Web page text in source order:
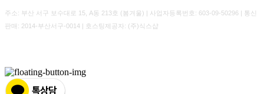
주소: 부산 서구 보수대로 15, A동 213호 (봄겨울) | 사업자등록번호: 603-09-50296 | 통신
판매: 2014-부산서구-0014 | 호스팅제공자: (주)식스샵